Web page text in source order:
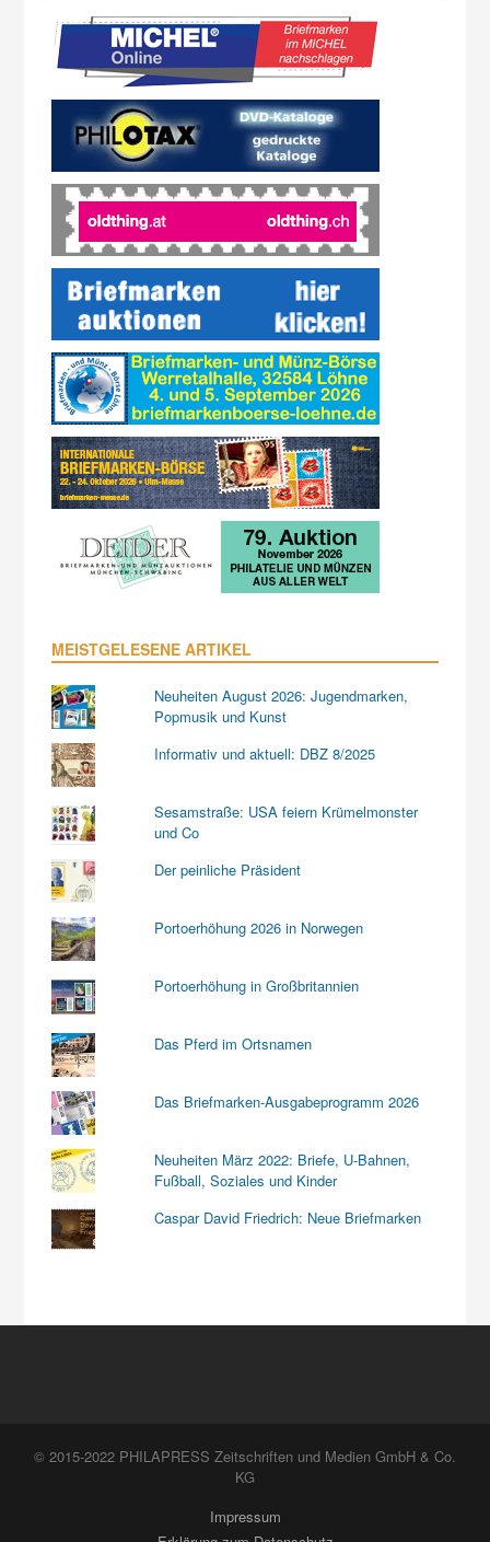
MEISTGELESENE ARTIKEL
Neuheiten August 2026: Jugendmarken,
Popmusik und Kunst
Informativ und aktuell: DBZ 8/2025
Sesamstraße: USA feiern Krümelmonster
und Co
Der peinliche Präsident
Portoerhöhung 2026 in Norwegen
Portoerhöhung in Großbritannien
Das Pferd im Ortsnamen
Das Briefmarken-Ausgabeprogramm 2026
Neuheiten März 2022: Briefe, U-Bahnen,
Fußball, Soziales und Kinder
Caspar David Friedrich: Neue Briefmarken
© 2015-2022 PHILAPRESS Zeitschriften und Medien GmbH & Co.
KG
Impressum